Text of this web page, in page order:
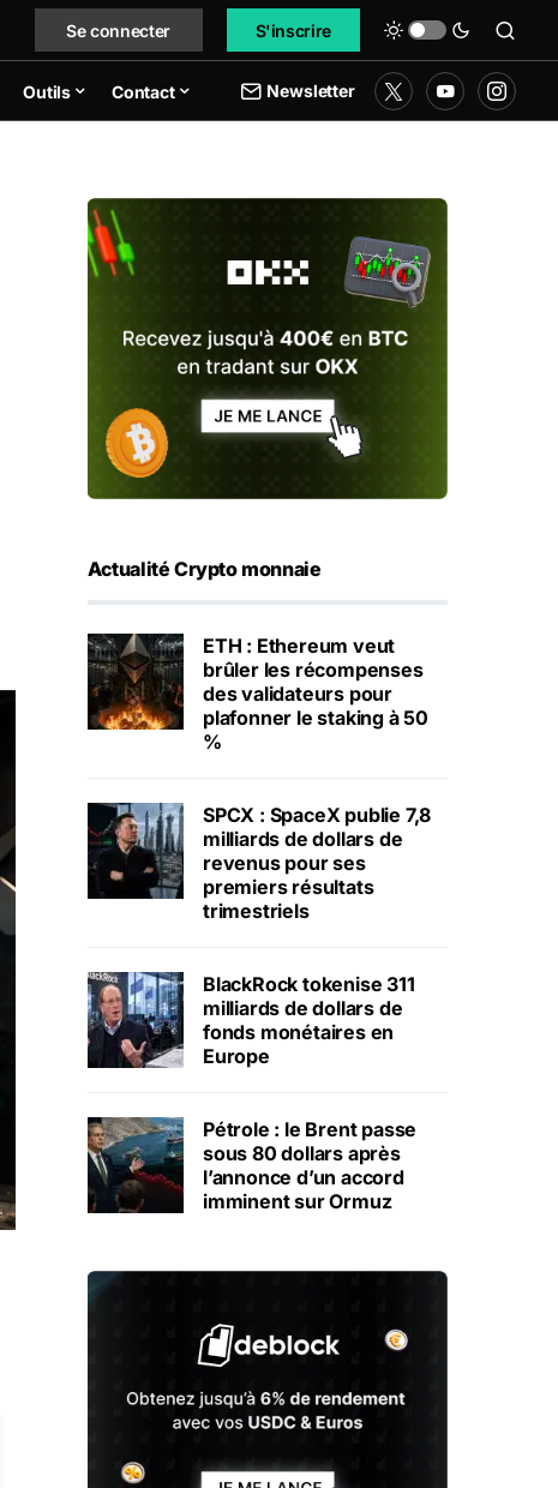
Se connecter S'inscrire
Outils Contact Newsletter
Actualité Crypto monnaie
ETH : Ethereum veut
brûler les récompenses
des validateurs pour
plafonner le staking à 50
%
SPCX : SpaceX publie 7,8
milliards de dollars de
revenus pour ses
premiers résultats
trimestriels
BlackRock tokenise 311
milliards de dollars de
fonds monétaires en
Europe
Pétrole : le Brent passe
sous 80 dollars après
l’annonce d’un accord
imminent sur Ormuz